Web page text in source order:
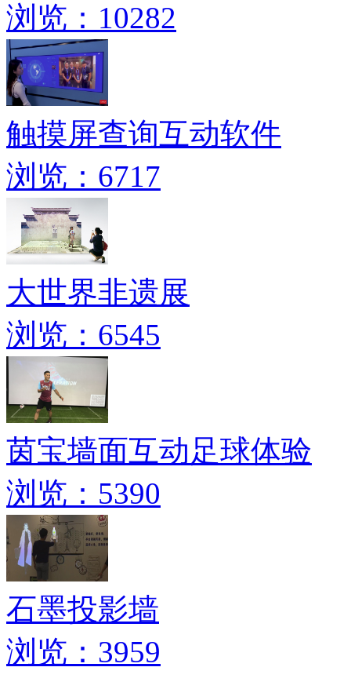
浏览：10282
触摸屏查询互动软件
浏览：6717
大世界非遗展
浏览：6545
茵宝墙面互动足球体验
浏览：5390
石墨投影墙
浏览：3959